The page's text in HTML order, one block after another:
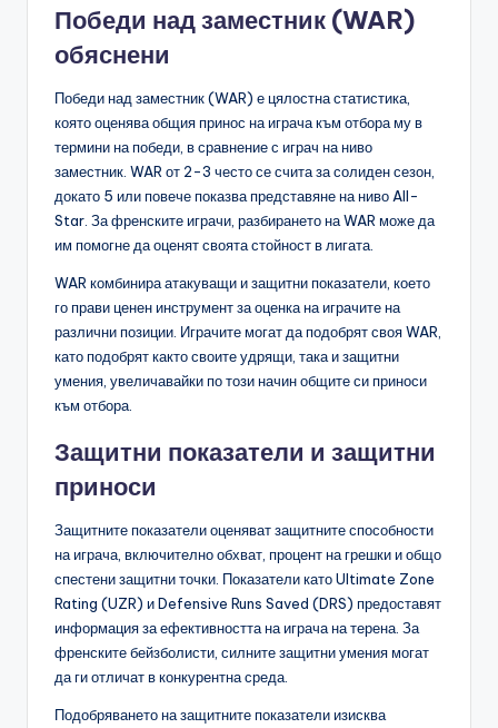
Победи над заместник (WAR)
обяснени
Победи над заместник (WAR) е цялостна статистика,
която оценява общия принос на играча към отбора му в
термини на победи, в сравнение с играч на ниво
заместник. WAR от 2-3 често се счита за солиден сезон,
докато 5 или повече показва представяне на ниво All-
Star. За френските играчи, разбирането на WAR може да
им помогне да оценят своята стойност в лигата.
WAR комбинира атакуващи и защитни показатели, което
го прави ценен инструмент за оценка на играчите на
различни позиции. Играчите могат да подобрят своя WAR,
като подобрят както своите удрящи, така и защитни
умения, увеличавайки по този начин общите си приноси
към отбора.
Защитни показатели и защитни
приноси
Защитните показатели оценяват защитните способности
на играча, включително обхват, процент на грешки и общо
спестени защитни точки. Показатели като Ultimate Zone
Rating (UZR) и Defensive Runs Saved (DRS) предоставят
информация за ефективността на играча на терена. За
френските бейзболисти, силните защитни умения могат
да ги отличат в конкурентна среда.
Подобряването на защитните показатели изисква